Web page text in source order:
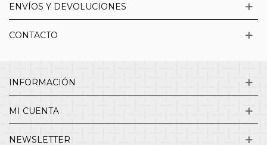
ENVÍOS Y DEVOLUCIONES
CONTACTO
INFORMACIÓN
MI CUENTA
NEWSLETTER